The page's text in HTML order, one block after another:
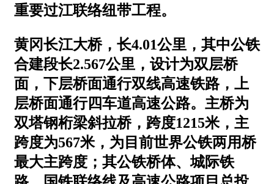
重要过江联络纽带工程。
黄冈长江大桥，长4.01公里，其中公铁
合建段长2.567公里，设计为双层桥
面，下层桥面通行双线高速铁路，上
层桥面通行四车道高速公路。主桥为
双塔钢桁梁斜拉桥，跨度1215米，主
跨度为567米，为目前世界公铁两用桥
最大主跨度 ；其公铁桥体、城际铁